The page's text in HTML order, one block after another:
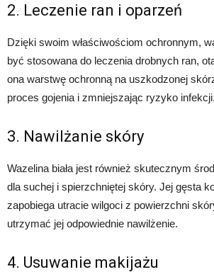
2. Leczenie ran i oparzeń
Dzięki swoim właściwościom ochronnym,
być stosowana do leczenia drobnych ran,
ona warstwę ochronną na uszkodzonej
proces gojenia i zmniejszając ryzyko infekcji.
3. Nawilżanie skóry
Wazelina biała jest również skutecznym
dla suchej i spierzchniętej skóry. Jej gęsta
zapobiega utracie wilgoci z powierzchni
utrzymać jej odpowiednie nawilżenie.
4. Usuwanie makijażu